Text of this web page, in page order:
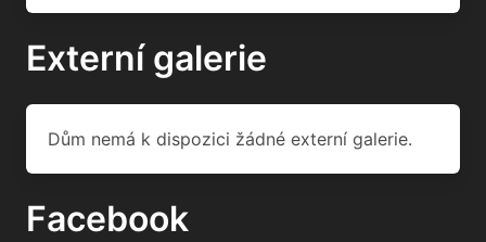
Externí galerie
Dům nemá k dispozici žádné externí galerie.
Facebook